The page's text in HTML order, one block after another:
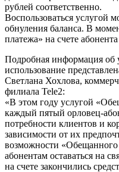
рублей соответственно.
Воспользоваться услугой
обнуления баланса. В
платежа» на счете
Подробная информация об
использование
Светлана Хохлова,
филиала Tele2:
«В этом году услугой
каждый пятый орловец-
потребности клиентов и
зависимости от их
возможности
абонентам оставаться на
на счете закончились